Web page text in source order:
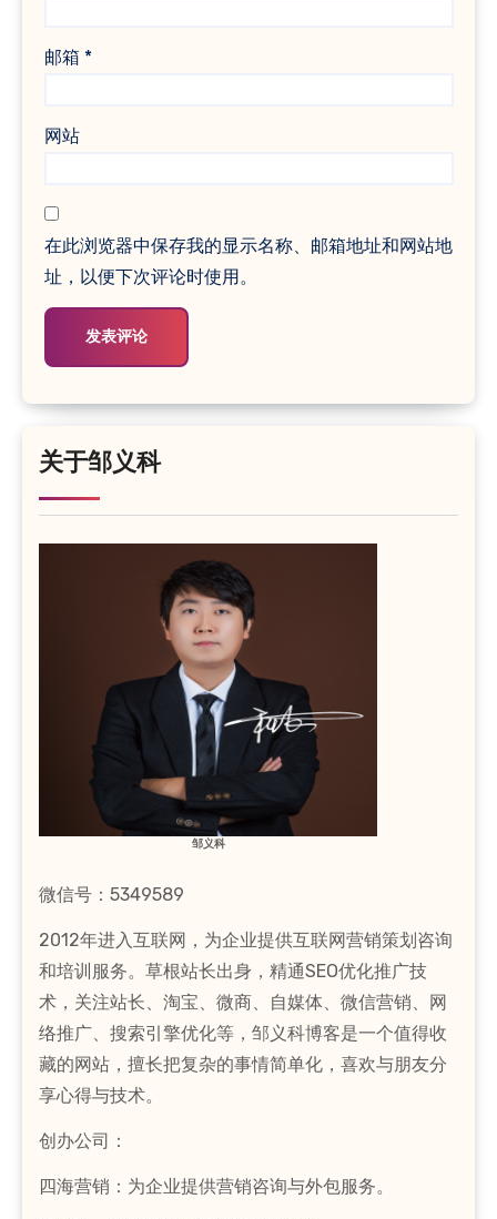
邮箱 *
网站
在此浏览器中保存我的显示名称、邮箱地址和网站地
址，以便下次评论时使用。
关于邹义科
邹义科
微信号：5349589
2012年进入互联网，为企业提供互联网营销策划咨询
和培训服务。草根站长出身，精通SEO优化推广技
术，关注站长、淘宝、微商、自媒体、微信营销、网
络推广、搜索引擎优化等，邹义科博客是一个值得收
藏的网站，擅长把复杂的事情简单化，喜欢与朋友分
享心得与技术。
创办公司：
四海营销：为企业提供营销咨询与外包服务。